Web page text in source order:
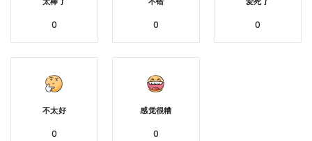
0 0 0
不太好
0
感觉很糟
0